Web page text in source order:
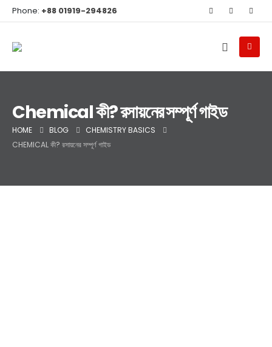
Phone: +88 01919-294826
Chemical কী? রসায়নের সম্পূর্ণ গাইড
HOME BLOG
CHEMISTRY BASICS
CHEMICAL কী? রসায়নের সম্পূর্ণ গাইড